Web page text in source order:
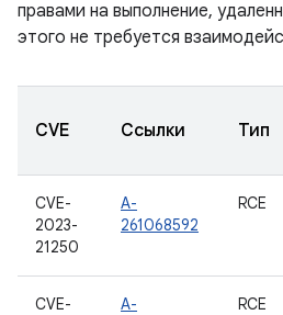
правами на выполнение,
этого не требуется
CVE Ссылки Тип
CVE-
2023-
21250
A-
261068592
RCE
CVE-
A-
RCE